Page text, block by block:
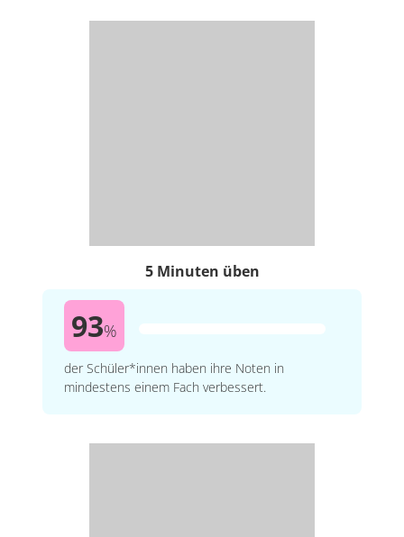
5 Minuten üben
93%
der Schüler*innen haben ihre Noten in
mindestens einem Fach verbessert.